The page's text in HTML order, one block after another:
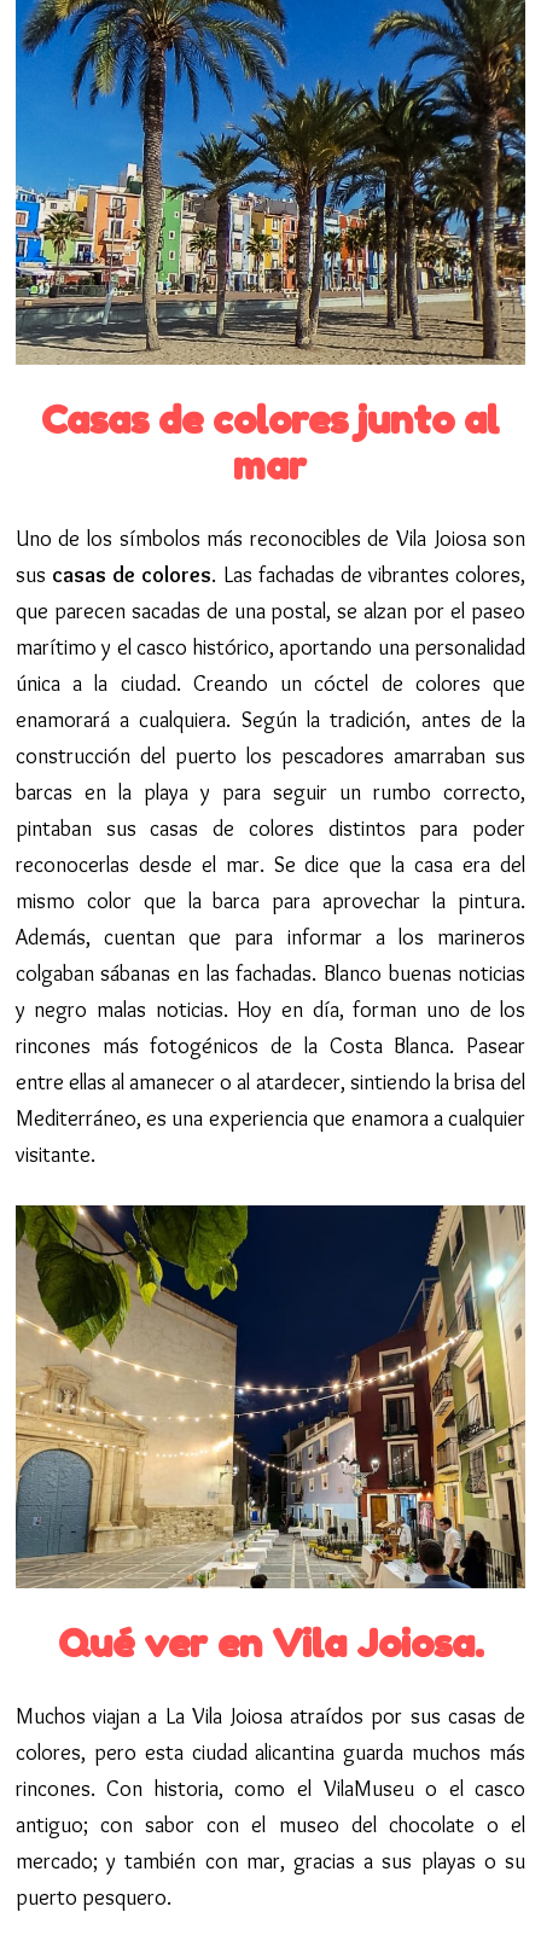
Casas de colores junto al
mar
Uno de los símbolos más reconocibles de Vila Joiosa son
sus casas de colores. Las fachadas de vibrantes colores,
que parecen sacadas de una postal, se alzan por el paseo
marítimo y el casco histórico, aportando una personalidad
única a la ciudad. Creando un cóctel de colores que
enamorará a cualquiera. Según la tradición, antes de la
construcción del puerto los pescadores amarraban sus
barcas en la playa y para seguir un rumbo correcto,
pintaban sus casas de colores distintos para poder
reconocerlas desde el mar. Se dice que la casa era del
mismo color que la barca para aprovechar la pintura.
Además, cuentan que para informar a los marineros
colgaban sábanas en las fachadas. Blanco buenas noticias
y negro malas noticias. Hoy en día, forman uno de los
rincones más fotogénicos de la Costa Blanca. Pasear
entre ellas al amanecer o al atardecer, sintiendo la brisa del
Mediterráneo, es una experiencia que enamora a cualquier
visitante.
Qué ver en Vila Joiosa.
Muchos viajan a La Vila Joiosa atraídos por sus casas de
colores, pero esta ciudad alicantina guarda muchos más
rincones. Con historia, como el VilaMuseu o el casco
antiguo; con sabor con el museo del chocolate o el
mercado; y también con mar, gracias a sus playas o su
puerto pesquero.